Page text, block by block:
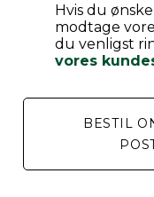
Hvis du
modtage
du venligst
vores
BESTIL